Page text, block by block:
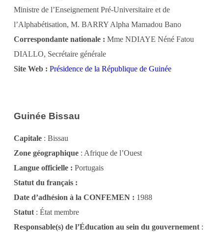
Ministre de l’Enseignement Pré-Universitaire et de
l’Alphabétisation, M. BARRY Alpha Mamadou Bano
Correspondante nationale : Mme NDIAYE Néné Fatou
DIALLO, Secrétaire générale
Site Web : Présidence de la République de Guinée
Guinée Bissau
Capitale : Bissau
Zone géographique : Afrique de l’Ouest
Langue officielle : Portugais
Statut du français :
Date d’adhésion à la CONFEMEN : 1988
Statut : État membre
Responsable(s) de l’Éducation au sein du gouvernement :